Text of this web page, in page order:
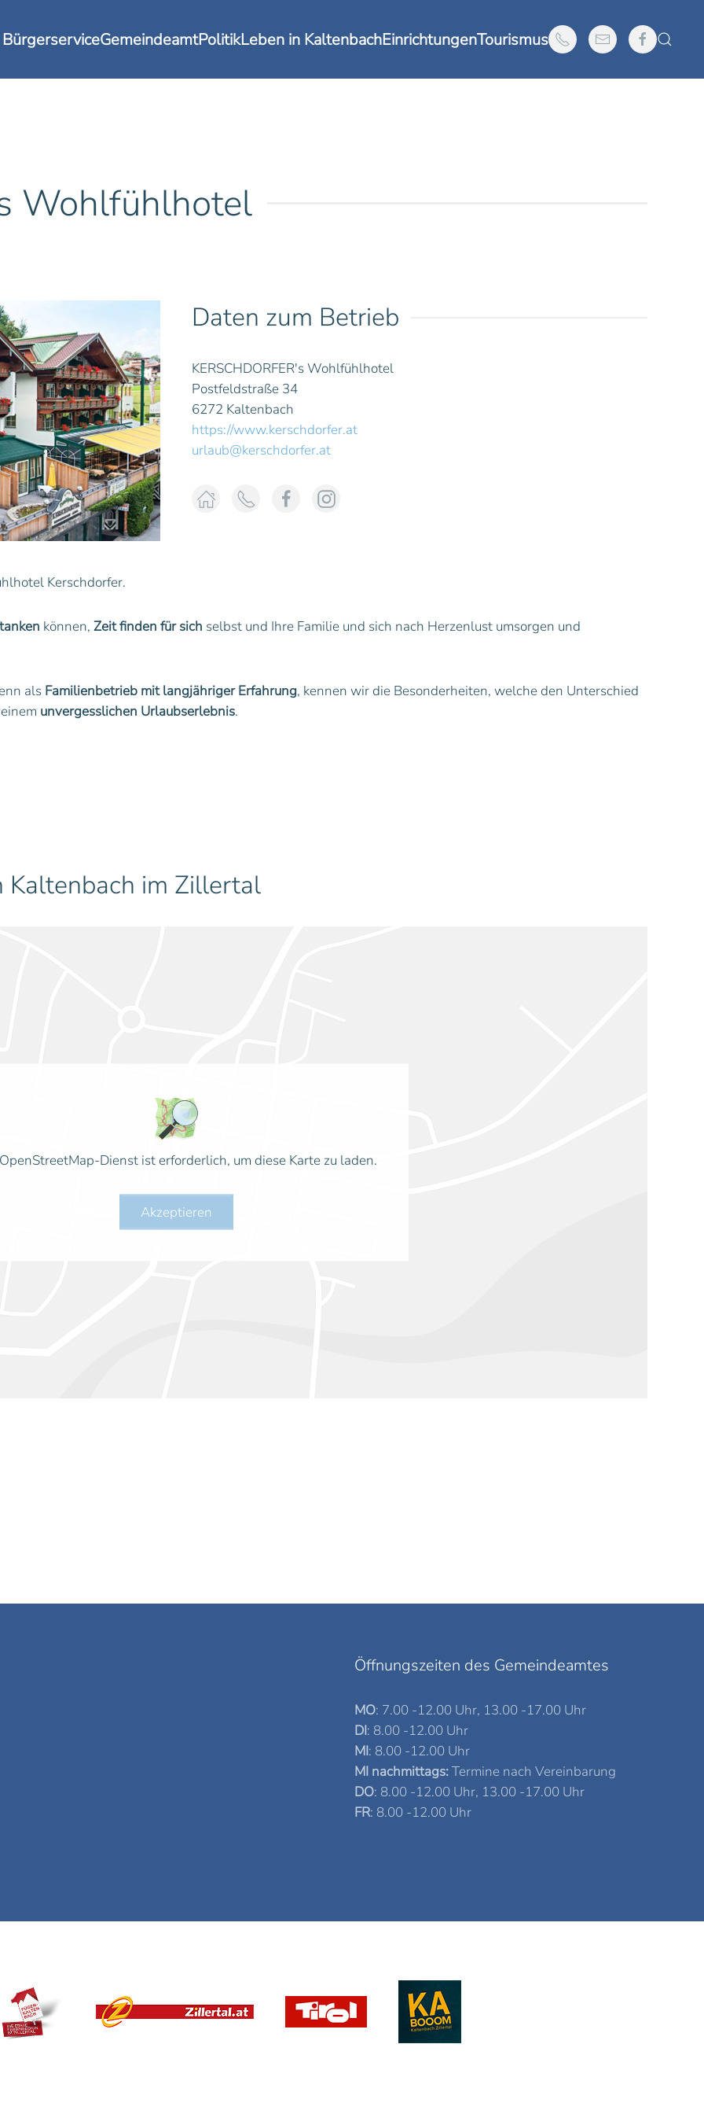
BürgerserviceGemeindeamtPolitikLeben in KaltenbachEinrichtungenTourismus
Wohlfühlhotel
Daten zum Betrieb
KERSCHDORFER's Wohlfühlhotel
Postfeldstraße 34
6272 Kaltenbach
https://www.kerschdorfer.at
urlaub@kerschdorfer.at
Kerschdorfer.
können, Zeit finden für sich selbst und Ihre Familie und sich nach Herzenlust umsorgen und
als Familienbetrieb mit langjähriger Erfahrung, kennen wir die Besonderheiten, welche den Unterschied
unvergesslichen Urlaubserlebnis.
Kaltenbach im Zillertal
Dienst ist erforderlich, um diese Karte zu laden.
Akzeptieren
Öffnungszeiten des Gemeindeamtes
MO: 7.00 -12.00 Uhr, 13.00 -17.00 Uhr
DI: 8.00 -12.00 Uhr
MI: 8.00 -12.00 Uhr
MI nachmittags:Termine nach Vereinbarung
DO: 8.00 -12.00 Uhr, 13.00 -17.00 Uhr
FR: 8.00 -12.00 Uhr